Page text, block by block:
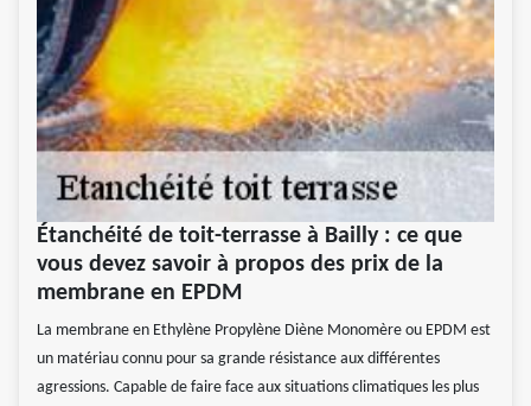
Étanchéité de toit-terrasse à Bailly : ce que
vous devez savoir à propos des prix de la
membrane en EPDM
La membrane en Ethylène Propylène Diène Monomère ou EPDM est
un matériau connu pour sa grande résistance aux différentes
agressions. Capable de faire face aux situations climatiques les plus